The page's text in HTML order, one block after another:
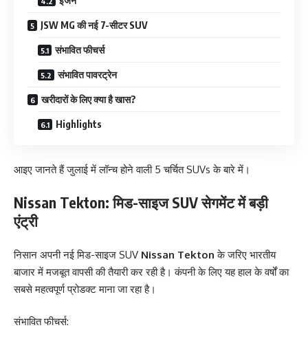
JSW MG की नई 7-सीटर SUV
संभावित फीचर्स
संभावित पावरट्रेन
खरीदारों के लिए क्या है खास?
Highlights
आइए जानते हैं जुलाई में लॉन्च होने वाली 5 चर्चित SUVs के बारे में।
Nissan Tekton: मिड-साइज SUV सेगमेंट में बड़ी
एंट्री
निसान अपनी नई मिड-साइज SUV Nissan Tekton के जरिए भारतीय
बाजार में मजबूत वापसी की तैयारी कर रही है। कंपनी के लिए यह हाल के वर्षों का
सबसे महत्वपूर्ण प्रोडक्ट माना जा रहा है।
संभावित फीचर्स: